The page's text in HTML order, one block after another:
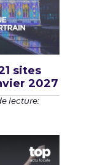
sites
2027
lecture: